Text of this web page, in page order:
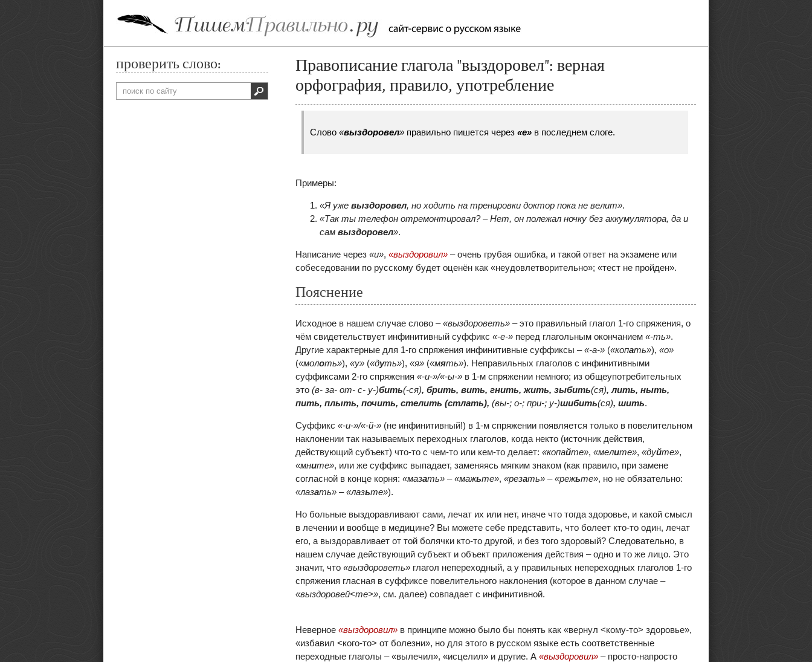
проверить слово:
Правописание глагола "выздоровел": верная
орфография, правило, употребление
Слово «выздоровел» правильно пишется через «е» в последнем слоге.
Примеры:
«Я уже выздоровел, но ходить на тренировки доктор пока не велит».
«Так ты телефон отремонтировал? – Нет, он полежал ночку без аккумулятора, да и
сам выздоровел».
Написание через «и», «выздоровил» – очень грубая ошибка, и такой ответ на экзамене или
собеседовании по русскому будет оценён как «неудовлетворительно»; «тест не пройден».
Пояснение
Исходное в нашем случае слово –«выздороветь» – это правильный глагол 1-го спряжения, о
чём свидетельствует инфинитивный суффикс «-е-» перед глагольным окончанием «-ть».
Другие характерные для 1-го спряжения инфинитивные суффиксы –«-а-» («копать»), «о»
(«молоть»), «у» («дуть»), «я» («мять»). Неправильных глаголов с инфинитивными
суффиксами 2-го спряжения «-и-»/«-ы-» в 1-м спряжении немного; из общеупотребительных
это (в- за- от- с- у-)бить(-ся), брить, вить, гнить, жить, зыбить(ся), лить, ныть,
пить, плыть, почить, стелить (стлать), (вы-; о-; при-; у-)шибить(ся), шить.
Суффикс «-и-»/«-й-» (не инфинитивный!) в 1-м спряжении появляется только в повелительном
наклонении так называемых переходных глаголов, когда некто (источник действия,
действующий субъект) что-то с чем-то или кем-то делает: «копайте», «мелите», «дуйте»,
«мните», или же суффикс выпадает, заменяясь мягким знаком (как правило, при замене
согласной в конце корня: «мазать» –«мажьте», «резать» –«режьте», но не обязательно:
«лазать» – «лазьте»).
Но больные выздоравливают сами, лечат их или нет, иначе что тогда здоровье, и какой смысл
в лечении и вообще в медицине? Вы можете себе представить, что болеет кто-то один, лечат
его, а выздоравливает от той болячки кто-то другой, и без того здоровый? Следовательно, в
нашем случае действующий субъект и объект приложения действия – одно и то же лицо. Это
значит, что «выздороветь» глагол непереходный, а у правильных непереходных глаголов 1-го
спряжения гласная в суффиксе повелительного наклонения (которое в данном случае –
«выздоровей<те>», см. далее) совпадает с инфинитивной.
Неверное «выздоровил» в принципе можно было бы понять как «вернул <кому-то> здоровье»,
«избавил <кого-то> от болезни», но для этого в русском языке есть соответственные
переходные глаголы – «вылечил», «исцелил» и другие. А «выздоровил» – просто-напросто